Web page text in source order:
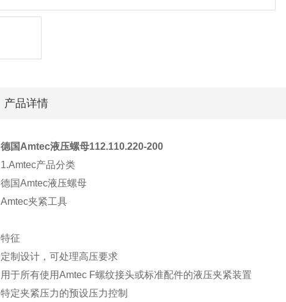
产品详情
德国Amtec液压螺母112.110.220-200
1.Amtec产品分类
德国Amtec液压螺母
Amtec夹紧工具
特征
定制设计，可处理高压要求
用于所有使用Amtec F螺纹接头或标准配件的液压夹紧装置
特定夹紧压力的预设压力控制